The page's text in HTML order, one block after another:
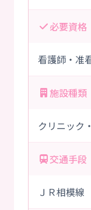
必要資格
看護師・准
施設種類
クリニック
交通手段
ＪＲ相模